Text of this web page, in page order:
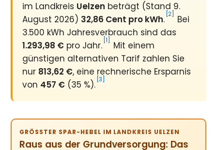
im Landkreis Uelzen beträgt (Stand 9.
August 2026) 32,86 Cent pro kWh. [2]
Bei
3.500 kWh Jahresverbrauch sind das
1.293,98 € pro Jahr. [1]
Mit einem
günstigen alternativen Tarif zahlen Sie
nur 813,62 €, eine rechnerische Ersparnis
von 457 € (35 %). [3]
GRÖSSTER SPAR-HEBEL IM LANDKREIS UELZEN
Raus aus der Grundversorgung: Das